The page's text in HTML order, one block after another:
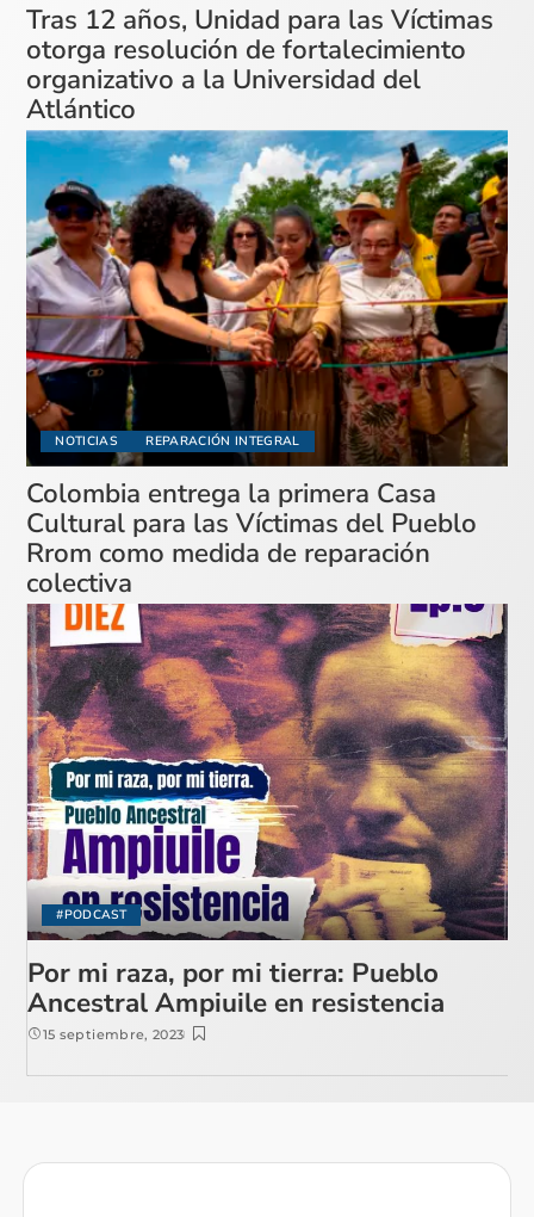
Tras 12 años, Unidad para las Víctimas
otorga resolución de fortalecimiento
organizativo a la Universidad del
Atlántico
NOTICIAS REPARACIÓN INTEGRAL
Colombia entrega la primera Casa
Cultural para las Víctimas del Pueblo
Rrom como medida de reparación
colectiva
#PODCAST
Por mi raza, por mi tierra: Pueblo
Ancestral Ampiuile en resistencia
15 septiembre, 2023